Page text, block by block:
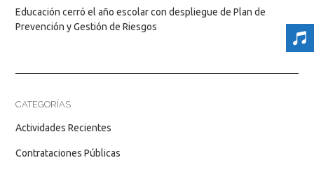
Educación cerró el año escolar con despliegue de Plan de
Prevención y Gestión de Riesgos
CATEGORÍAS
Actividades Recientes
Contrataciones Públicas